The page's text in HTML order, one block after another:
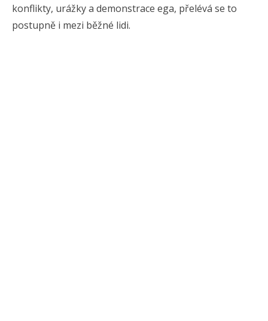
konflikty, urážky a demonstrace ega, přelévá se to
postupně i mezi běžné lidi.